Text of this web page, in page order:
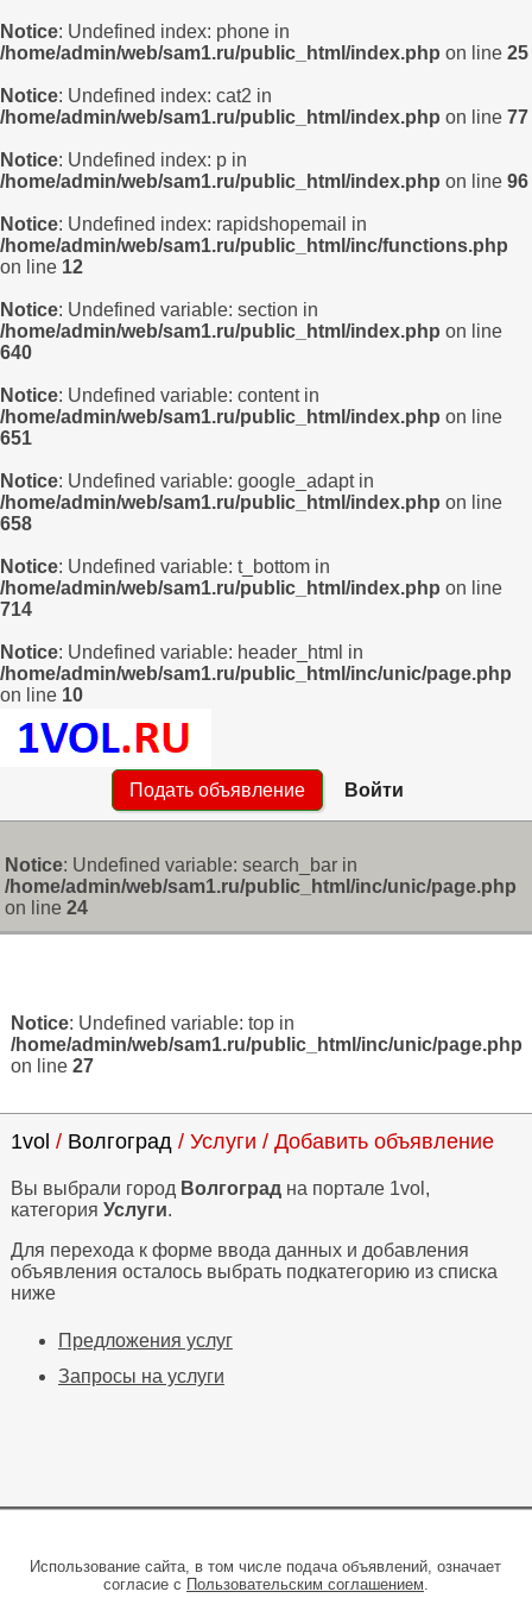
Notice: Undefined index: phone in
/home/admin/web/sam1.ru/public_html/index.php on line 25
Notice: Undefined index: cat2 in
/home/admin/web/sam1.ru/public_html/index.php on line 77
Notice: Undefined index: p in
/home/admin/web/sam1.ru/public_html/index.php on line 96
Notice: Undefined index: rapidshopemail in
/home/admin/web/sam1.ru/public_html/inc/functions.php
on line 12
Notice: Undefined variable: section in
/home/admin/web/sam1.ru/public_html/index.php on line
640
Notice: Undefined variable: content in
/home/admin/web/sam1.ru/public_html/index.php on line
651
Notice: Undefined variable: google_adapt in
/home/admin/web/sam1.ru/public_html/index.php on line
658
Notice: Undefined variable: t_bottom in
/home/admin/web/sam1.ru/public_html/index.php on line
714
Notice: Undefined variable: header_html in
/home/admin/web/sam1.ru/public_html/inc/unic/page.php
on line 10
Подать объявление Войти
Notice: Undefined variable: search_bar in
/home/admin/web/sam1.ru/public_html/inc/unic/page.php
on line24
Notice: Undefined variable: top in
/home/admin/web/sam1.ru/public_html/inc/unic/page.php
on line 27
1vol / Волгоград/ Услуги / Добавить объявление
Вы выбрали город Волгоградна портале 1vol,
категория Услуги.
Для перехода к форме ввода данных и добавления
объявления осталось выбрать подкатегорию из списка
ниже
Предложения услуг
Запросы на услуги
Использование сайта, в том числе подача объявлений, означает
согласие с Пользовательским соглашением.